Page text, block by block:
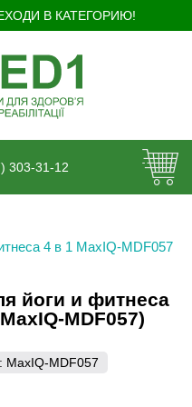
В КАТЕГОРИЮ!
303-31-12
4 в 1 MaxIQ-MDF057
йоги и фитнеса
MDF057)
MaxIQ-MDF057